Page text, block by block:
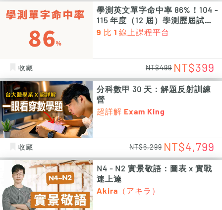
學測英文單字命中率 86%！104 -
115 年度（12 屆）學測歷屆試題
單字次數、頻率統計 PDF 電子檔
9 比 1 線上課程平台
收藏 NT$499 NT$399
分科數甲 30 天：解題反射訓練
營
超詳解 Exam King
收藏 NT$6,299 NT$4,799
N4 - N2 實景敬語：圖表 x 實戰
速上達
Akira（アキラ）